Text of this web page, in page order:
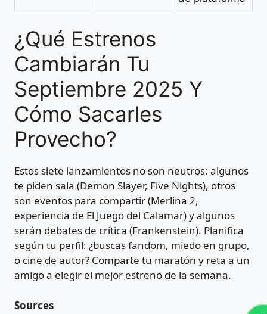
¿Qué Estrenos
Cambiarán Tu
Septiembre 2025 Y
Cómo Sacarles
Provecho?
Estos siete lanzamientos no son neutros: algunos
te piden sala (Demon Slayer, Five Nights), otros
son eventos para compartir (Merlina 2,
experiencia de El Juego del Calamar) y algunos
serán debates de crítica (Frankenstein). Planifica
según tu perfil: ¿buscas fandom, miedo en grupo,
o cine de autor? Comparte tu maratón y reta a un
amigo a elegir el mejor estreno de la semana.
Sources